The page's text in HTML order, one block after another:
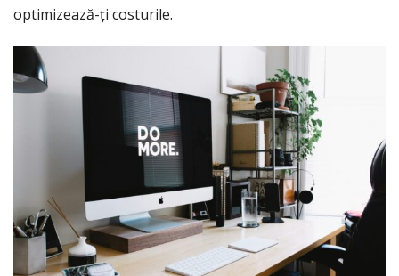
optimizează-ți costurile.